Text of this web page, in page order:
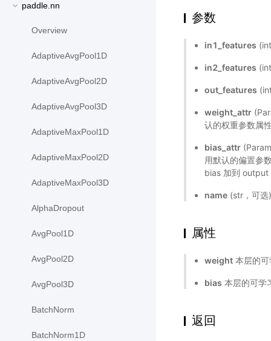
paddle.nn
Overview
AdaptiveAvgPool1D
AdaptiveAvgPool2D
AdaptiveAvgPool3D
AdaptiveMaxPool1D
AdaptiveMaxPool2D
AdaptiveMaxPool3D
AlphaDropout
AvgPool1D
AvgPool2D
AvgPool3D
BatchNorm
BatchNorm1D
参数
in1_features
in2_features
out_features
weight_attr
认的权重参数属
bias_attr
用默认的偏置参
bias 加到 output
name (str，可
属性
weight 本层的
bias 本层的可学
返回